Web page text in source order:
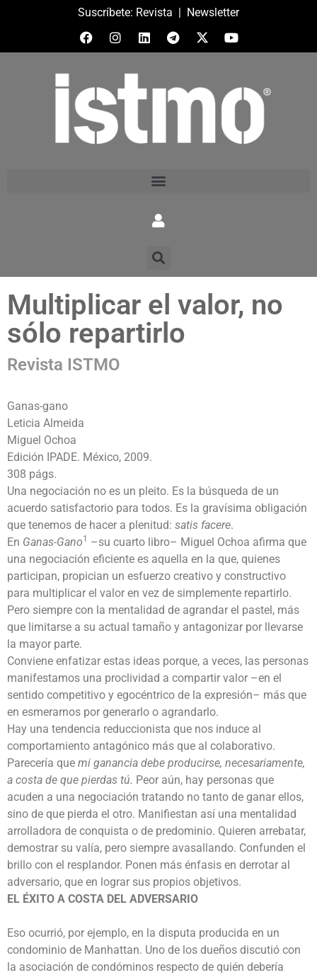
Suscríbete: Revista | Newsletter
Multiplicar el valor, no
sólo repartirlo
Revista ISTMO
Ganas-gano
Leticia Almeida
Miguel Ochoa
Edición IPADE. México, 2009.
308 págs.
Una negociación no es un pleito. Es la búsqueda de un
acuerdo satisfactorio para todos. Es la gravísima obligación
que tenemos de hacer a plenitud: satis facere.
En Ganas-Gano1
–su cuarto libro– Miguel Ochoa afirma que
una negociación eficiente es aquella en la que, quienes
participan, propician un esfuerzo creativo y constructivo
para multiplicar el valor en vez de simplemente repartirlo.
Pero siempre con la mentalidad de agrandar el pastel, más
que limitarse a su actual tamaño y antagonizar por llevarse
la mayor parte.
Conviene enfatizar estas ideas porque, a veces, las personas
manifestamos una proclividad a compartir valor –en el
sentido competitivo y egocéntrico de la expresión– más que
en esmerarnos por generarlo o agrandarlo.
Hay una tendencia reduccionista que nos induce al
comportamiento antagónico más que al colaborativo.
Parecería que mi ganancia debe producirse, necesariamente,
a costa de que pierdas tú. Peor aún, hay personas que
acuden a una negociación tratando no tanto de ganar ellos,
sino de que pierda el otro. Manifiestan así una mentalidad
arrolladora de conquista o de predominio. Quieren arrebatar,
demostrar su valía, pero siempre avasallando. Confunden el
brillo con el resplandor. Ponen más énfasis en derrotar al
adversario, que en lograr sus propios objetivos.
EL ÉXITO A COSTA DEL ADVERSARIO
Eso ocurrió, por ejemplo, en la disputa producida en un
condominio de Manhattan. Uno de los dueños discutió con
la asociación de condóminos respecto de quién debería